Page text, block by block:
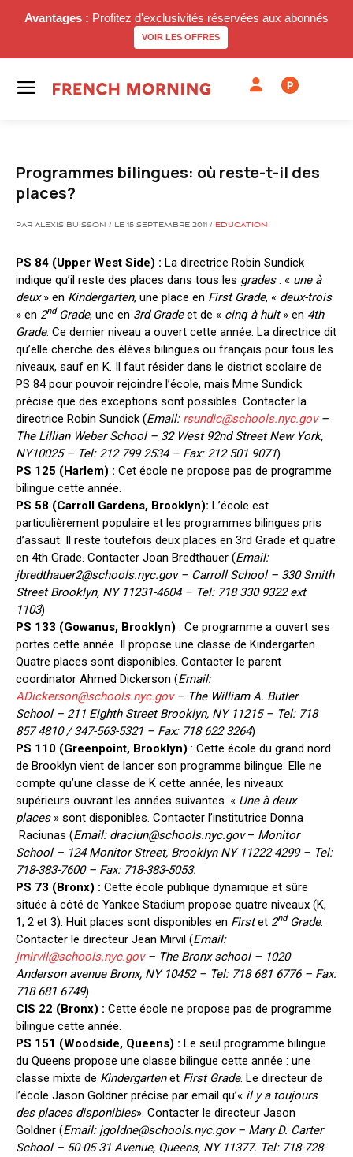
Avantages : Profitez d'exclusivités réservées aux abonnés
VOIR LES OFFRES
P
Programmes bilingues: où reste-t-il des
places?
PAR ALEXIS BUISSON / LE 15 SEPTEMBRE 2011 / EDUCATION
PS 84 (Upper West Side) : La directrice Robin Sundick
indique qu’il reste des places dans tous les grades: « une à
deux» en Kindergarten, une place en First Grade, « deux-trois
» en 2ndGrade, une en 3rd Gradeet de « cinq à huit» en 4th
Grade. Ce dernier niveau a ouvert cette année. La directrice dit
qu’elle cherche des élèves bilingues ou français pour tous les
niveaux, sauf en K. Il faut résider dans le district scolaire de
PS 84 pour pouvoir rejoindre l’école, mais Mme Sundick
précise que des exceptions sont possibles. Contacter la
directrice Robin Sundick (Email: rsundic@schools.nyc.gov–
The Lillian Weber School – 32 West 92nd Street New York,
NY10025 – Tel: 212 799 2534 – Fax: 212 501 9071)
PS 125 (Harlem) : Cet école ne propose pas de programme
bilingue cette année.
PS 58 (Carroll Gardens, Brooklyn): L’école est
particulièrement populaire et les programmes bilingues pris
d’assaut. Il reste toutefois deux places en 3rd Grade et quatre
en 4th Grade. Contacter Joan Bredthauer (Email:
jbredthauer2@schools.nyc.gov– Carroll School – 330 Smith
Street Brooklyn, NY 11231-4604 – Tel: 718 330 9322 ext
1103)
PS 133 (Gowanus, Brooklyn) : Ce programme a ouvert ses
portes cette année. Il propose une classe de Kindergarten.
Quatre places sont disponibles. Contacter le parent
coordinator Ahmed Dickerson (Email:
ADickerson@schools.nyc.gov– The William A. Butler
School – 211 Eighth Street Brooklyn, NY 11215 – Tel: 718
857 4810 / 347-563-5321 – Fax: 718 622 3264)
PS 110 (Greenpoint, Brooklyn) : Cette école du grand nord
de Brooklyn vient de lancer son programme bilingue. Elle ne
compte qu’une classe de K cette année, les niveaux
supérieurs ouvrant les années suivantes. « Une à deux
places» sont disponibles. Contacter l’institutrice Donna
Raciunas (Email: draciun@schools.nyc.gov– Monitor
School – 124 Monitor Street, Brooklyn NY 11222-4299– Tel:
718-383-7600 – Fax: 718-383-5053.
PS 73 (Bronx) : Cette école publique dynamique et sûre
située à côté de Yankee Stadium propose quatre niveaux (K,
1, 2 et 3). Huit places sont disponibles en Firstet 2ndGrade.
Contacter le directeur Jean Mirvil (Email:
jmirvil@schools.nyc.gov– The Bronx school– 1020
Anderson avenue Bronx, NY 10452 – Tel: 718 681 6776 – Fax:
718 681 6749)
CIS 22 (Bronx) : Cette école ne propose pas de programme
bilingue cette année.
PS 151 (Woodside, Queens) : Le seul programme bilingue
du Queens propose une classe bilingue cette année : une
classe mixte de Kindergartenet First Grade. Le directeur de
l’école Jason Goldner précise par email qu’« il y a toujours
des places disponibles». Contacter le directeur Jason
Goldner (Email: jgoldne@schools.nyc.gov– Mary D. Carter
School – 50-05 31 Avenue, Queens, NY 11377. Tel: 718-728-